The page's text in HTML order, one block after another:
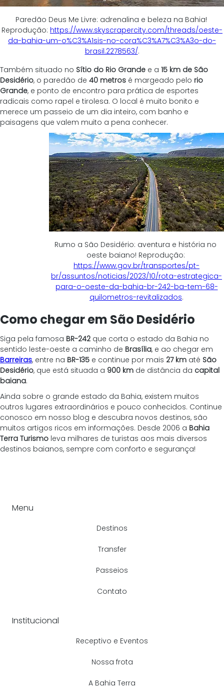
Paredão Deus Me Livre: adrenalina e beleza na Bahia!
Reprodução: https://www.skyscrapercity.com/threads/oeste-
da-bahia-um-o%C3%A1sis-no-cora%C3%A7%C3%A3o-do-
brasil.2278563/.
Também situado no Sítio do Rio Grande e a 15 km de São
Desidério, o paredão de 40 metros é margeado pelo rio
Grande, e ponto de encontro para prática de esportes
radicais como rapel e tirolesa. O local é muito bonito e
merece um passeio de um dia inteiro, com banho e
paisagens que valem muito a pena conhecer.
Rumo a São Desidério: aventura e história no
oeste baiano! Reprodução:
https://www.gov.br/transportes/pt-
br/assuntos/noticias/2023/10/rota-estrategica-
para-o-oeste-da-bahia-br-242-ba-tem-68-
quilometros-revitalizados.
Como chegar em São Desidério
Siga pela famosa BR-242 que corta o estado da Bahia no
sentido leste-oeste a caminho de Brasília, e ao chegar em
Barreiras, entre na BR-135 e continue por mais 27 km até São
Desidério, que está situada a 900 km de distância da capital
baiana.
Ainda sobre o grande estado da Bahia, existem muitos
outros lugares extraordinários e pouco conhecidos. Continue
conosco em nosso blog e descubra novos destinos, são
muitos artigos ricos em informações. Desde 2006 a Bahia
Terra Turismo leva milhares de turistas aos mais diversos
destinos baianos, sempre com conforto e segurança!
Institucional
Receptivo e Eventos
Nossa frota
A Bahia Terra
Menu
Destinos
Transfer
Passeios
Contato